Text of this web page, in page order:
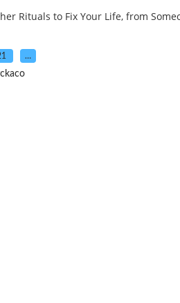
Rituals to Fix Your Life, from
…